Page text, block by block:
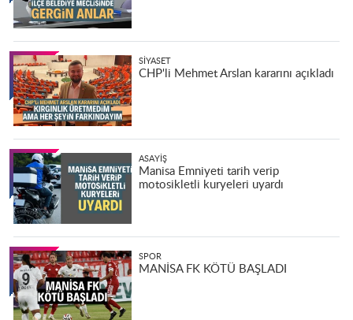
SIYASET
CHP'li Mehmet Arslan kararını açıkladı
ASAYIŞ
Manisa Emniyeti tarih verip
motosikletli kuryeleri uyardı
SPOR
MANİSA FK KÖTÜ BAŞLADI